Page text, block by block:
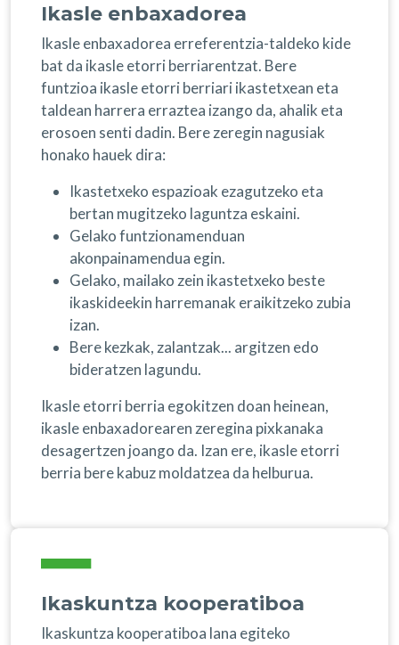
Ikasle enbaxadorea
Ikasle enbaxadorea erreferentzia-taldeko kide
bat da ikasle etorri berriarentzat. Bere
funtzioa ikasle etorri berriari ikastetxean eta
taldean harrera erraztea izango da, ahalik eta
erosoen senti dadin. Bere zeregin nagusiak
honako hauek dira:
Ikastetxeko espazioak ezagutzeko eta
bertan mugitzeko laguntza eskaini.
Gelako funtzionamenduan
akonpainamendua egin.
Gelako, mailako zein ikastetxeko beste
ikaskideekin harremanak eraikitzeko zubia
izan.
Bere kezkak, zalantzak... argitzen edo
bideratzen lagundu.
Ikasle etorri berria egokitzen doan heinean,
ikasle enbaxadorearen zeregina pixkanaka
desagertzen joango da. Izan ere, ikasle etorri
berria bere kabuz moldatzea da helburua.
Ikaskuntza kooperatiboa
Ikaskuntza kooperatiboa lana egiteko